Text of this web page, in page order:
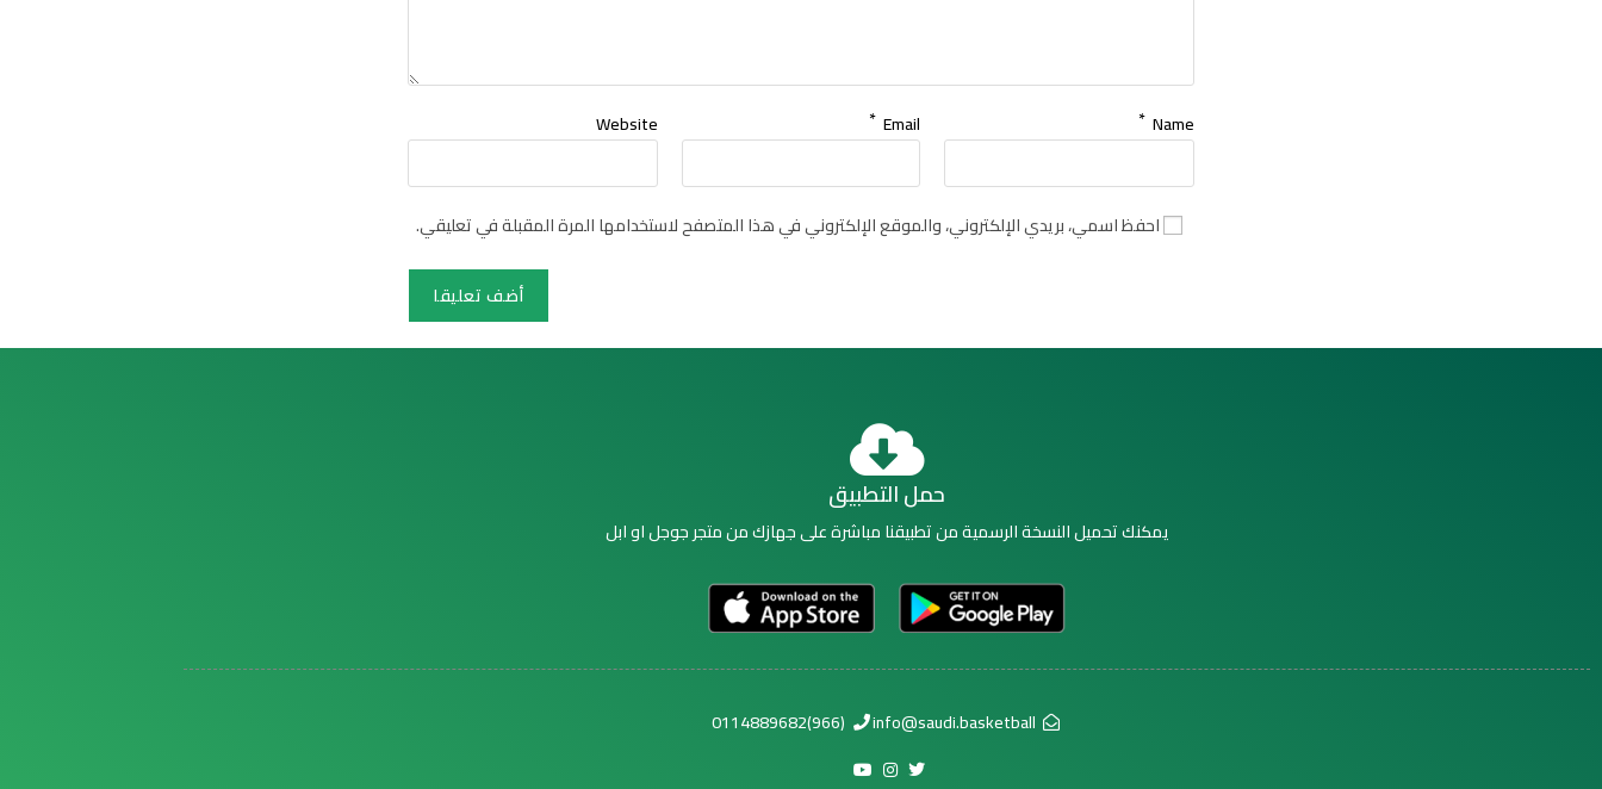
Name
*
Email
*
Website
احفظ اسمي، بريدي الإلكتروني، والموقع الإلكتروني في هذا المتصفح لاستخدامها المرة المقبلة في تعليقي.
حمل التطبيق
يمكنك تحميل النسخة الرسمية من تطبيقنا مباشرة على جهازك من متجر جوجل او ابل
info@saudi.basketball
(966)0114889682